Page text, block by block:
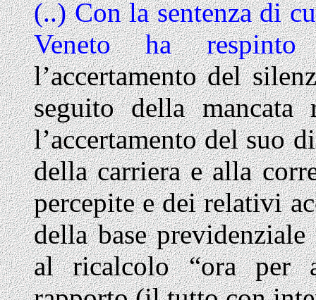
(..) Con la sentenza di
Veneto ha
l’accertamento del
seguito della
l’accertamento del suo
della carriera e alla
percepite e dei relativi
della base
al ricalcolo “ora per